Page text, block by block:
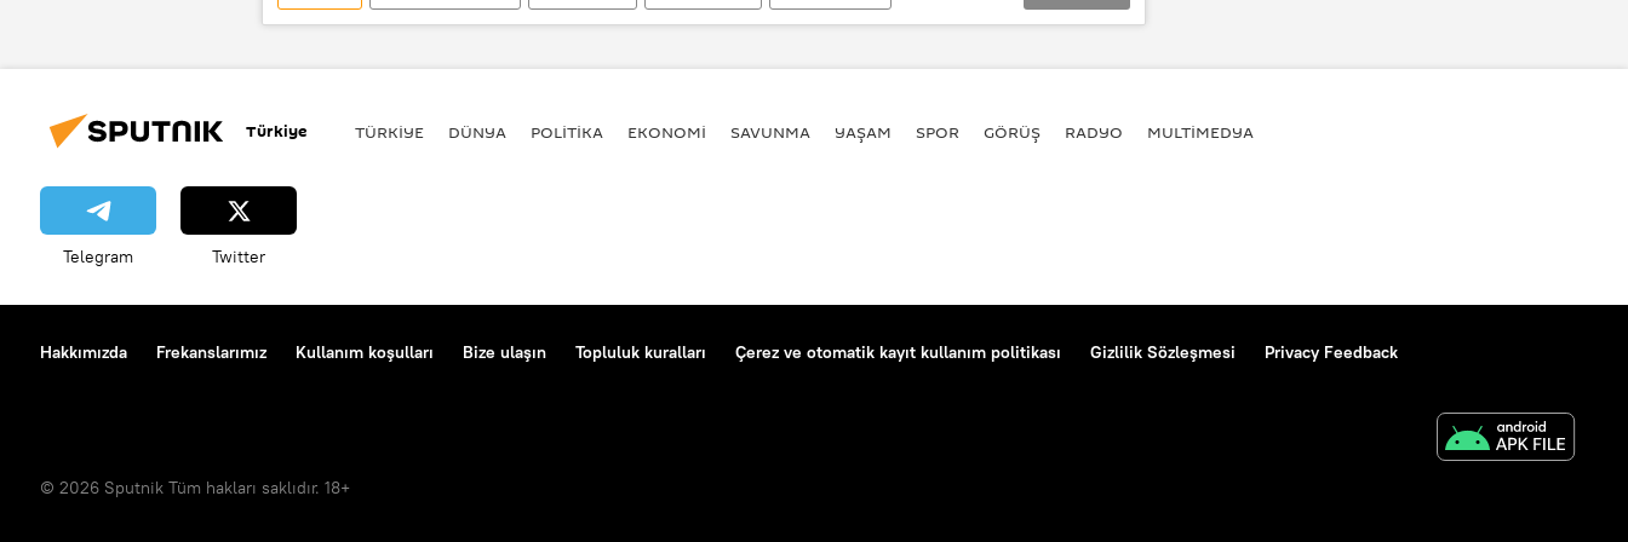
EKONOMİ
GÖRÜŞ Çin ABD
Şi Cinping
Türkiye TÜRKIYE DÜNYA POLİTİKA EKONOMİ SAVUNMA YAŞAM SPOR GÖRÜŞ RADYO MULTİMEDYA
Telegram Twitter
Hakkımızda Frekanslarımız Kullanım koşulları Bize ulaşın Topluluk kuralları Çerez ve otomatik kayıt kullanım politikası Gizlilik Sözleşmesi Privacy Feedback
© 2026 Sputnik Tüm hakları saklıdır. 18+